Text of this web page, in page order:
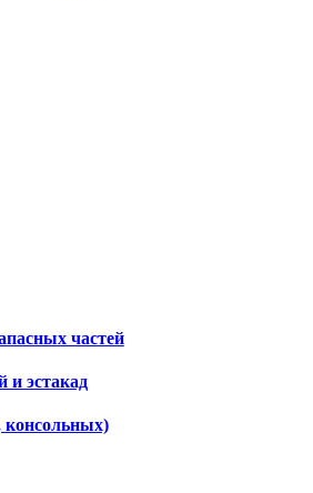
частей
и эстакад
консольных)